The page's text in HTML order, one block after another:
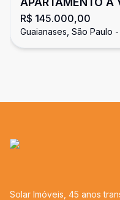
GUAIANASES
R$ 145.000,00
Guaianases, São Paulo -
Solar Imóveis, 45 anos